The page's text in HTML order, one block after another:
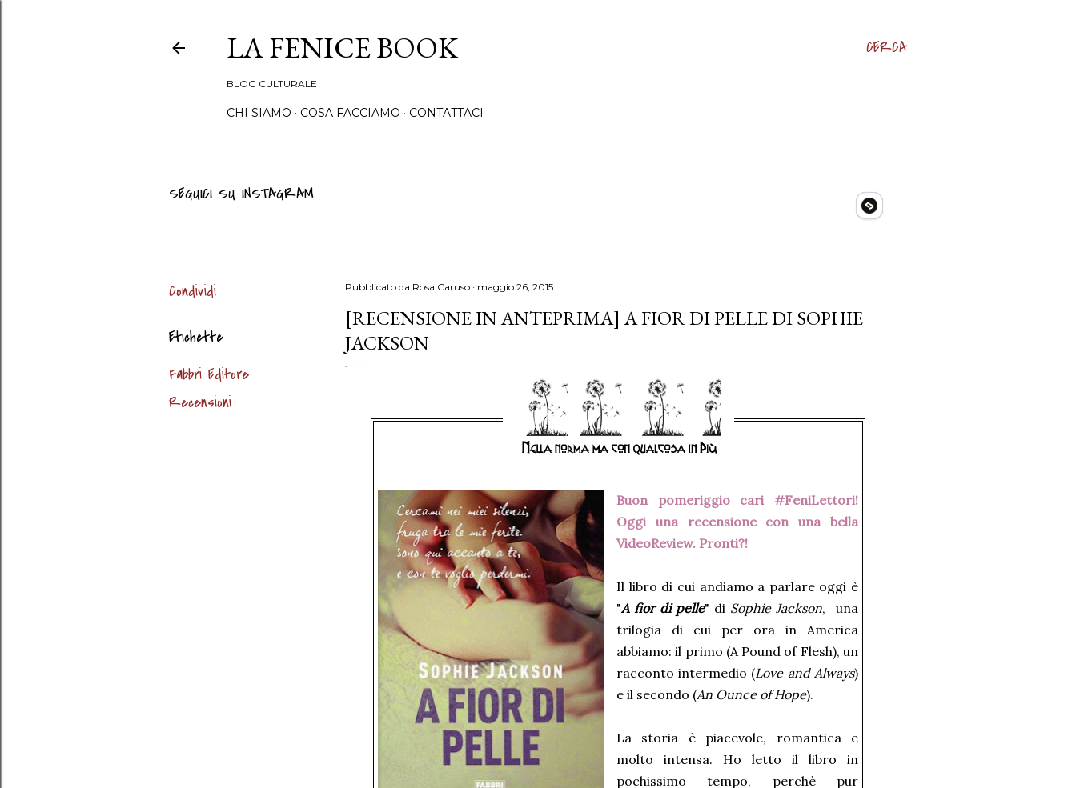
CERCA
LA FENICE BOOK
BLOG CULTURALE
CHI SIAMO COSA FACCIAMO CONTATTACI
SEGUICI SU INSTAGRAM
Condividi
Etichette
Fabbri Editore
Recensioni
Pubblicato da Rosa Caruso maggio 26, 2015
[RECENSIONE IN ANTEPRIMA] A FIOR DI PELLE DI SOPHIE
JACKSON
Buon pomeriggio cari #FeniLettori!
Oggi una recensione con una bella
VideoReview. Pronti?!
Il libro di cui andiamo a parlare oggi è
"A fior di pelle" di Sophie Jackson, una
trilogia di cui per ora in America
abbiamo: il primo (A Pound of Flesh), un
racconto intermedio (Love and Always)
e il secondo (An Ounce of Hope).
La storia è piacevole, romantica e
molto intensa. Ho letto il libro in
pochissimo tempo, perchè pur